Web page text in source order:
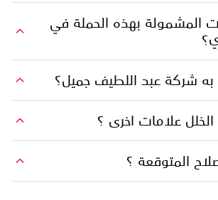
المشمولة بهذه الحملة في
شركة عبد اللطيف جميل؟
علامات اخرى ؟
المتوقعة ؟